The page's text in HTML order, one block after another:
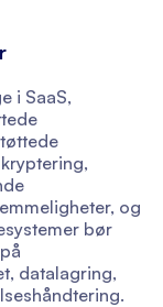
i SaaS,
og
bør
datalagring,